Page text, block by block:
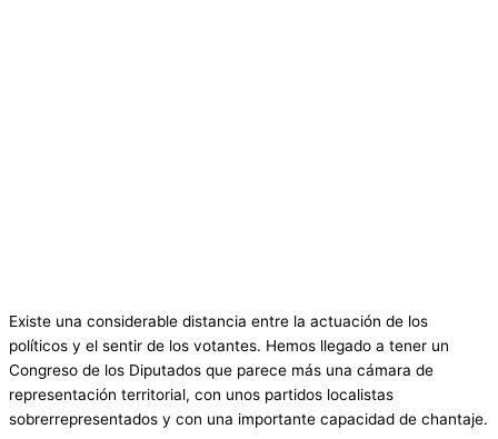
Existe una considerable distancia entre la actuación de los
políticos y el sentir de los votantes. Hemos llegado a tener un
Congreso de los Diputados que parece más una cámara de
representación territorial, con unos partidos localistas
sobrerrepresentados y con una importante capacidad de chantaje.